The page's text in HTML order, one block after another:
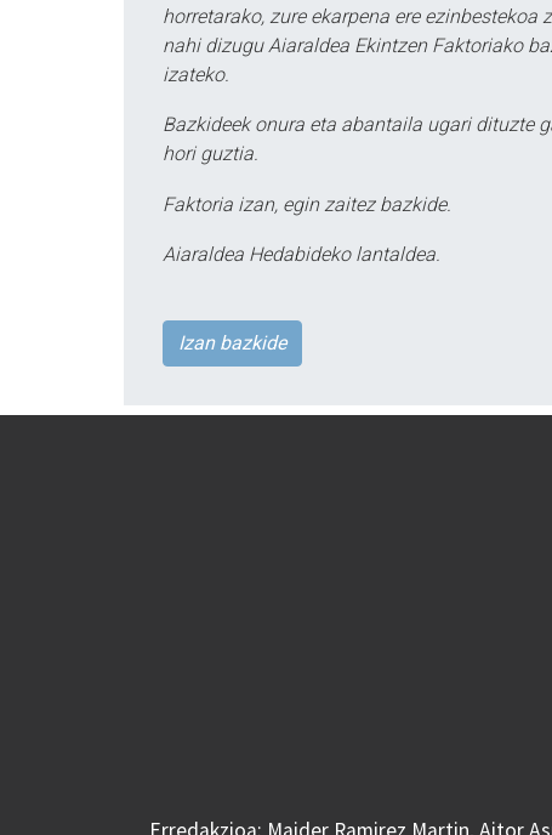
horretarako, zure ekarpena ere
nahi dizugu Aiaraldea Ekintzen Faktoriako
izateko.
Bazkideek onura eta abantaila ugari dituzte
hori guztia.
Faktoria izan, egin zaitez bazkide.
Aiaraldea Hedabideko lantaldea.
Izan bazkide